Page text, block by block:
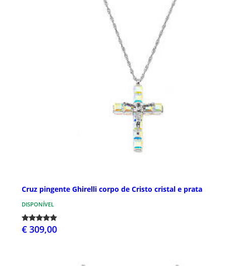
Cruz pingente Ghirelli corpo de Cristo cristal e prata
DISPONÍVEL
€ 309,00